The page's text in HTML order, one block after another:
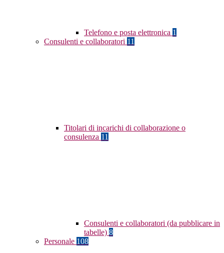
Telefono e posta elettronica 1
Consulenti e collaboratori 11
Titolari di incarichi di collaborazione o
consulenza 11
Consulenti e collaboratori (da pubblicare in
tabelle) 8
Personale 108